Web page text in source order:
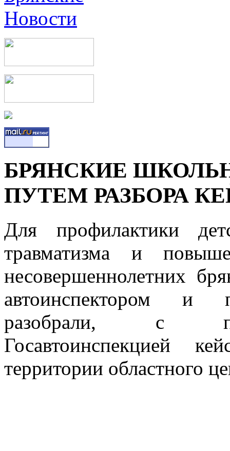
БРЯНСКИЕ
ПУТЕМ РАЗБОРА
Для профилактики
травматизма и
несовершеннолетних
автоинспектором и
разобрали, с
Госавтоинспекцией
территории областного